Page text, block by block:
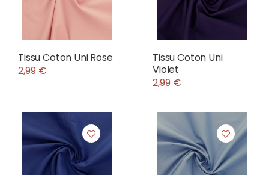
Tissu Coton Uni Rose
2,99 €
Tissu Coton Uni
Violet
2,99 €